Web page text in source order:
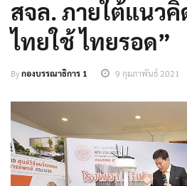
สจล. ภายใต้แนว
ไทยใช้ ไทยรอด”
Byกองบรรณาธิการ 1 9 กุมภาพันธ์ 2021